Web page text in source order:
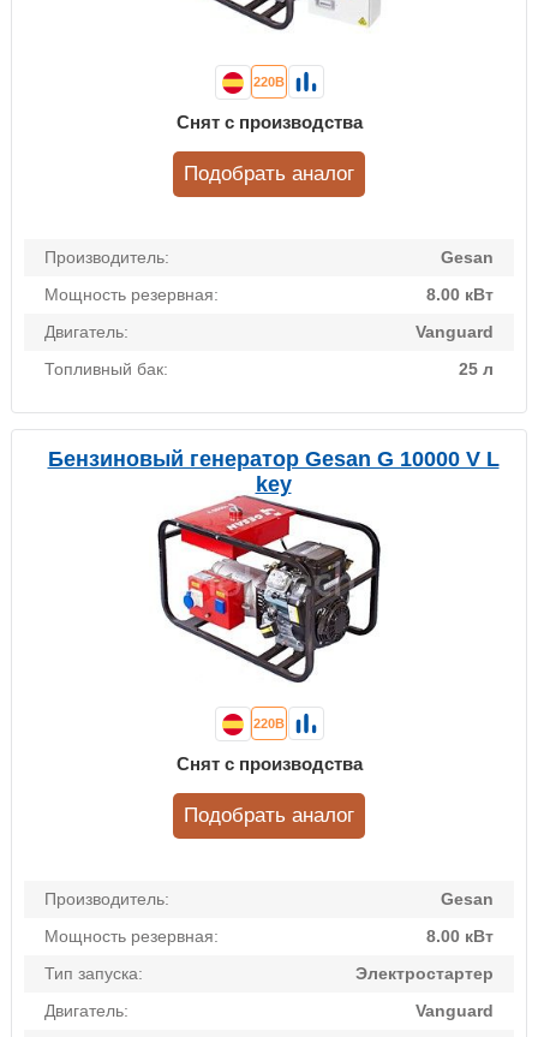
Производитель:
Gesan
Мощность резервная:
8.00 кВт
Двигатель:
Vanguard
Топливный бак:
25 л
220В
Снят с производства
Подобрать аналог
Бензиновый генератор Gesan G 10000 V L
key
Производитель:
Gesan
Мощность резервная:
8.00 кВт
Тип запуска:
Электростартер
Двигатель:
Vanguard
220В
Снят с производства
Подобрать аналог